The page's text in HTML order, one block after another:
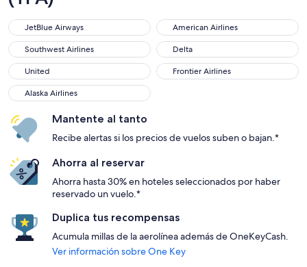
JetBlue Airways
JetBlue Airways American Airlines
American Airlines
Southwest Airlines
Southwest Airlines Delta
Delta
United
United Frontier Airlines
Frontier Airlines
Alaska Airlines
Alaska Airlines
Mantente al tanto
Recibe alertas si los precios de vuelos suben o bajan.*
Ahorra al reservar
Ahorra hasta 30% en hoteles seleccionados por haber
reservado un vuelo.*
Duplica tus recompensas
Acumula millas de la aerolínea además de OneKeyCash.
Ver información sobre One Key